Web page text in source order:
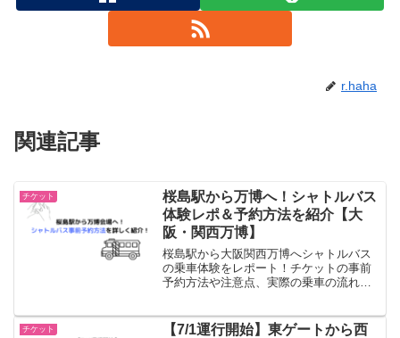
r.haha
関連記事
チケット
桜島駅から万博へ！シャトルバス
体験レポ＆予約方法を紹介【大
阪・関西万博】
桜島駅から大阪関西万博へシャトルバス
の乗車体験をレポート！チケットの事前
予約方法や注意点、実際の乗車の流れま
チケット
【7/1運行開始】東ゲートから西